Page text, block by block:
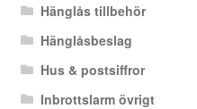
Hänglås tillbehör
Hänglåsbeslag
Hus & postsiffror
Inbrottslarm övrigt